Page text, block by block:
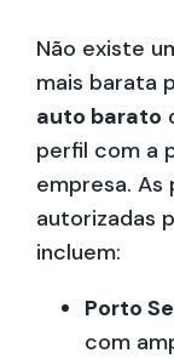
Não existe
mais barata
auto barato
perfil com a
empresa. As
autorizadas
incluem:
Porto
com